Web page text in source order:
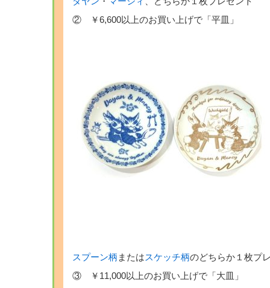
② ￥6,600以上のお買い上げで「平皿」
スプーン柄 またはスケッチ柄のどちらか１枚プ
③ ￥11,000以上のお買い上げで「大皿」